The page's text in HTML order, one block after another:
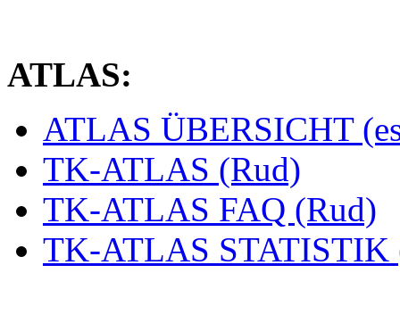
ATLAS:
ATLAS ÜBERSICHT
TK-ATLAS (Rud)
TK-ATLAS FAQ (Rud)
TK-ATLAS STATISTIK